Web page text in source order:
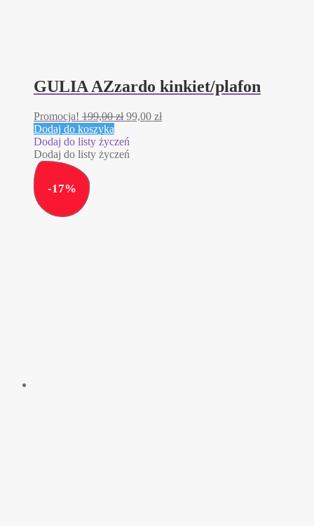
GULIA AZzardo kinkiet/plafon
Promocja! 199,00zł Pierwotna
wynosiła:
199,00 zł.
99,00 złAktualna
Dodaj do koszyka
Dodaj do listy życzeń
Dodaj do listy życzeń
-17%